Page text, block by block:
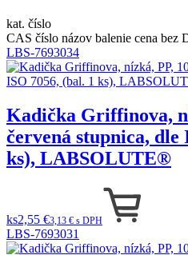
kat. číslo
CAS číslo názov balenie cena bez
LBS-7693034
Kadička Griffinova,
červená stupnica, dle
ks), LABSOLUTE®
ks2,55 €3,13 € s DPH
LBS-7693031